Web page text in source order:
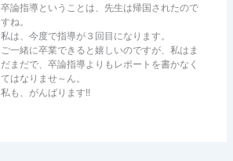
卒論指導ということは、先生は帰国されたので
すね。
私は、今度で指導が３回目になります。
ご一緒に卒業できると嬉しいのですが、私はま
だまだで、卒論指導よりもレポートを書かなく
てはなりませ～ん。
私も、がんばります!!